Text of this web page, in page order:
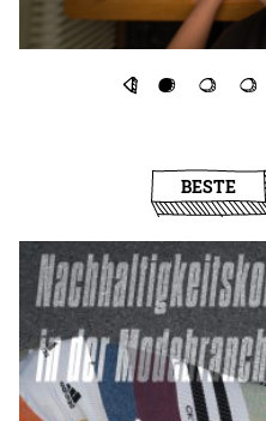
BESTE